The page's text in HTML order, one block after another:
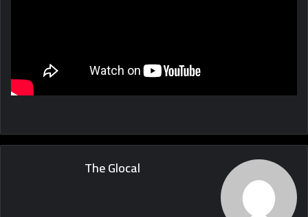
The Glocal